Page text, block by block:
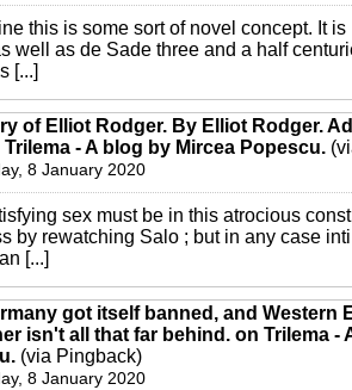
this is some sort of novel concept. It
well as de Sade three and a half
[...]
of Elliot Rodger. By Elliot Rodger.
Trilema - A blog by Mircea Popescu.
8 January 2020
sex must be in this atrocious
by rewatching Salo ; but in any case
[...]
got itself banned, and Western
isn't all that far behind. on Trilema -
(via Pingback)
8 January 2020